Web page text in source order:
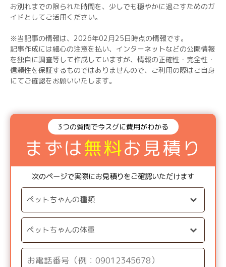
お別れまでの限られた時間を、少しでも穏やかに過ごすためのガ
イドとしてご活用ください。
※当記事の情報は、2026年02月25日時点の情報です。
記事作成には細心の注意を払い、インターネットなどの公開情報
を独自に調査等して作成していますが、情報の正確性・完全性・
信頼性を保証するものではありませんので、ご利用の際はご自身
にてご確認をお願いいたします。
3つの質問で今スグに費用がわかる
まずは無料お見積り
次のページで実際にお見積りをご確認いただけます